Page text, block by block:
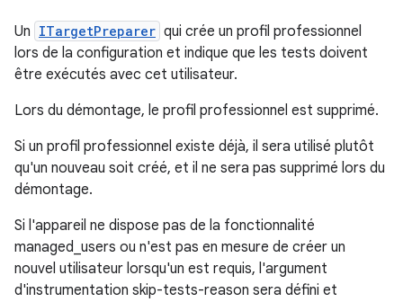
Un ITargetPreparer qui crée un profil professionnel
lors de la configuration et indique que les tests doivent
être exécutés avec cet utilisateur.
Lors du démontage, le profil professionnel est supprimé.
Si un profil professionnel existe déjà, il sera utilisé plutôt
qu'un nouveau soit créé, et il ne sera pas supprimé lors du
démontage.
Si l'appareil ne dispose pas de la fonctionnalité
managed_users ou n'est pas en mesure de créer un
nouvel utilisateur lorsqu'un est requis, l'argument
d'instrumentation skip-tests-reason sera défini et